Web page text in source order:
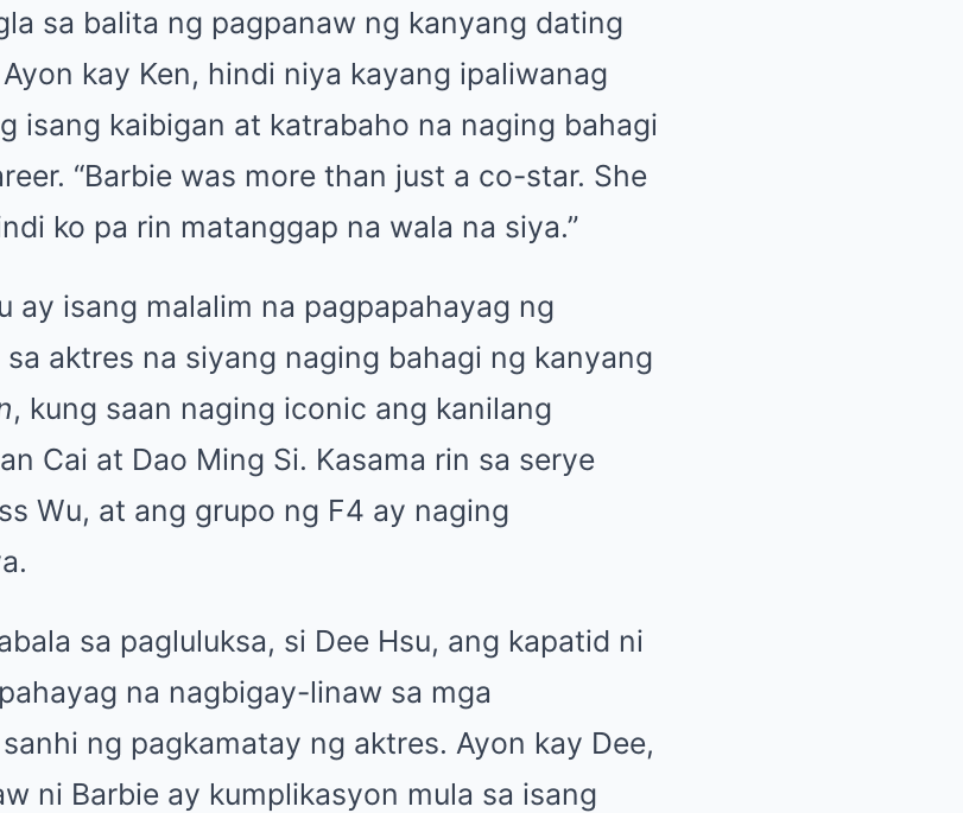
sa balita ng pagpanaw ng kanyang dating
kay Ken, hindi niya kayang ipaliwanag
isang kaibigan at katrabaho na naging bahagi
“Barbie was more than just a co-star. She
ko pa rin matanggap na wala na siya.”
ay isang malalim na pagpapahayag ng
aktres na siyang naging bahagi ng kanyang
, kung saan naging iconic ang kanilang
Cai at Dao Ming Si. Kasama rin sa serye
Wu, at ang grupo ng F4 ay naging
sa pagluluksa, si Dee Hsu, ang kapatid ni
na nagbigay-linaw sa mga
ng pagkamatay ng aktres. Ayon kay Dee,
ni Barbie ay kumplikasyon mula sa isang